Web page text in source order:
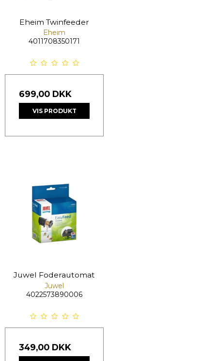
Eheim Twinfeeder
Eheim
4011708350171
699,00 DKK
VIS PRODUKT
Juwel Foderautomat
Juwel
4022573890006
349,00 DKK